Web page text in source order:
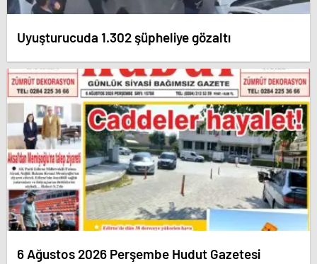
Uyuşturucuda 1.302 şüpheliye gözaltı
6 Ağustos 2026 Perşembe Hudut Gazetesi